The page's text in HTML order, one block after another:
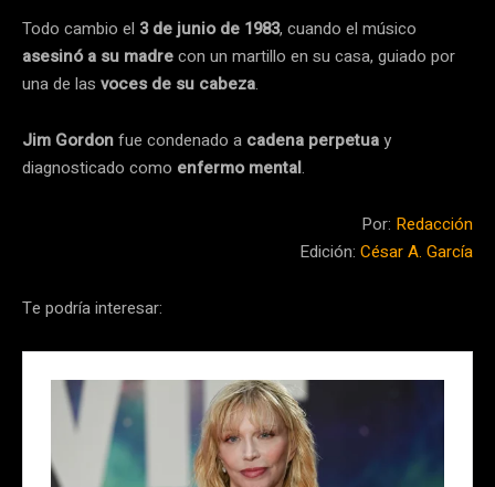
Todo cambio el 3 de junio de 1983, cuando el músico
asesinó a su madrecon un martillo en su casa, guiado por
una de las voces de su cabeza.
Jim Gordonfue condenado a cadena perpetuay
diagnosticado como enfermo mental.
Por: Redacción
Edición: César A. García
Te podría interesar: